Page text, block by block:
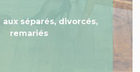
aux séparés, divorcés,
remariés